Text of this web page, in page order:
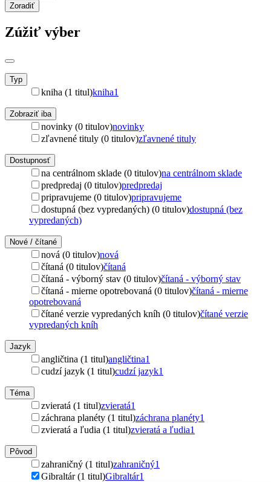
Zoradiť
Zúžiť výber
Typ
kniha (1 titul)kniha1
Zobraziť iba
novinky (0 titulov)novinky
zľavnené tituly (0 titulov)zľavnené tituly
Dostupnosť
na centrálnom sklade (0 titulov)na centrálnom sklade
predpredaj (0 titulov)predpredaj
pripravujeme (0 titulov)pripravujeme
dostupná (bez vypredaných) (0 titulov)dostupná (bez
vypredaných)
Nové / čítané
nová (0 titulov)nová
čítaná (0 titulov)čítaná
čítaná - výborný stav (0 titulov)čítaná - výborný stav
čítaná - mierne opotrebovaná (0 titulov)čítaná - mierne
opotrebovaná
čítané verzie vypredaných kníh (0 titulov)čítané verzie
vypredaných kníh
Jazyk
angličtina (1 titul)angličtina1
cudzí jazyk (1 titul)cudzí jazyk1
Téma
zvieratá (1 titul)zvieratá1
záchrana planéty (1 titul)záchrana planéty1
zvieratá a ľudia (1 titul)zvieratá a ľudia1
Pôvod
zahraničný (1 titul)zahraničný1
Gibraltár (1 titul)Gibraltár1